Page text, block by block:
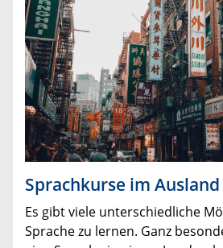
Sprachkurse im Ausland
Es gibt viele unterschiedliche
Sprache zu lernen. Ganz